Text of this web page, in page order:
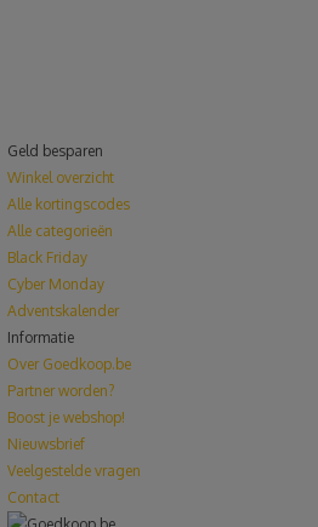
Geld besparen
Winkel overzicht
Alle kortingscodes
Alle categorieën
Black Friday
Cyber Monday
Adventskalender
Informatie
Over Goedkoop.be
Partner worden?
Boost je webshop!
Nieuwsbrief
Veelgestelde vragen
Contact